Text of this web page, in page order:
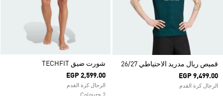
قميص ريال مدريد الاحتياطي 26/27
EGP 9,499.00
الرجال كرة القدم
شورت ضيق TECHFIT
EGP 2,599.00
الرجال كرة القدم